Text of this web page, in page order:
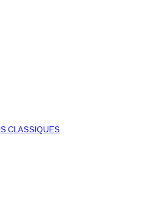
CLASSIQUES